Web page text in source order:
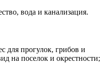
вода и канализация.
для прогулок, грибов и
на поселок и окрестности;